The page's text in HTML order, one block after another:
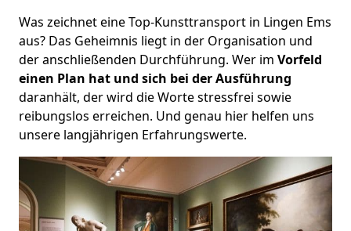
Was zeichnet eine Top-Kunsttransport in Lingen Ems
aus? Das Geheimnis liegt in der Organisation und
der anschließenden Durchführung. Wer im Vorfeld
einen Plan hat und sich bei der Ausführung
daranhält, der wird die Worte stressfrei sowie
reibungslos erreichen. Und genau hier helfen uns
unsere langjährigen Erfahrungswerte.